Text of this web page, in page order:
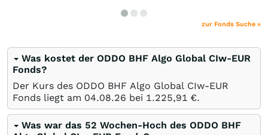
zur Fonds Suche »
Was kostet der ODDO BHF Algo Global CIw-EUR
Fonds?
Der Kurs des ODDO BHF Algo Global CIw-EUR
Fonds liegt am 04.08.26 bei 1.225,91 €.
Was war das 52 Wochen-Hoch des ODDO BHF